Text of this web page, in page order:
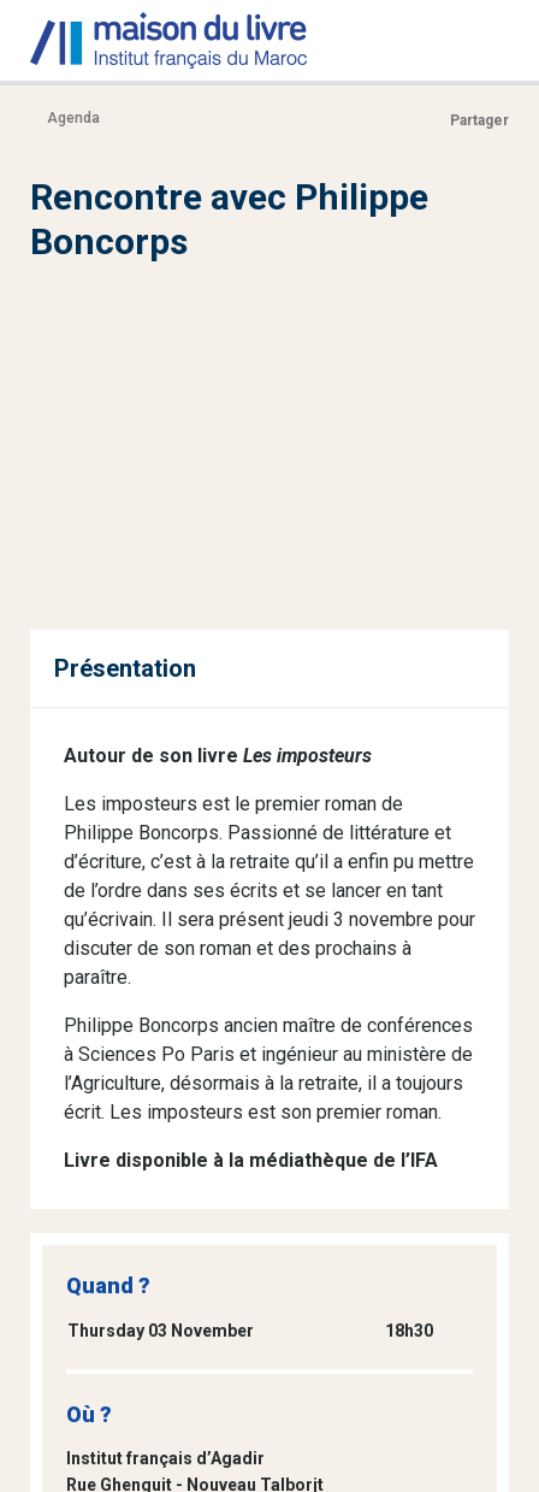
Agenda Partager
Rencontre avec Philippe
Boncorps
Présentation
Autour de son livre Les imposteurs
Les imposteurs est le premier roman de
Philippe Boncorps. Passionné de littérature et
d’écriture, c’est à la retraite qu’il a enfin pu mettre
de l’ordre dans ses écrits et se lancer en tant
qu’écrivain. Il sera présent jeudi 3 novembre pour
discuter de son roman et des prochains à
paraître.
Philippe Boncorps ancien maître de conférences
à Sciences Po Paris et ingénieur au ministère de
l’Agriculture, désormais à la retraite, il a toujours
écrit. Les imposteurs est son premier roman.
Livre disponible à la médiathèque de l’IFA
Quand ?
Thursday 03 November 18h30
Où ?
Institut français d’Agadir
Rue Ghenguit - Nouveau Talborjt